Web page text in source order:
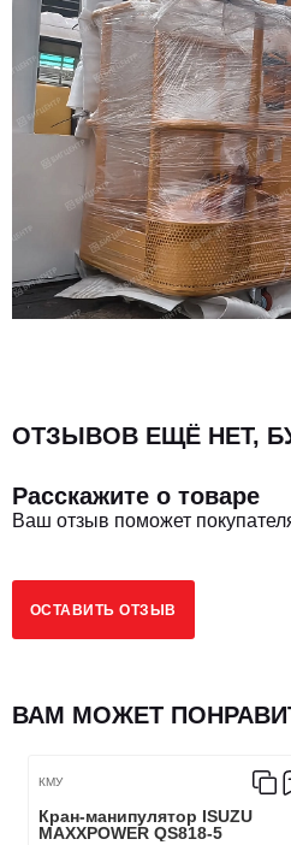
Расход, л/мин
Рабочее давление в системе, МПа
Объем гидробака, л
ОТЗЫВОВ ЕЩЁ НЕТ,
Расскажите о товаре
Ваш отзыв поможет
ОСТАВИТЬ ОТЗЫВ
ВАМ МОЖЕТ
КМУ
Кран-манипулятор ISUZU
MAXXPOWER QS818-5